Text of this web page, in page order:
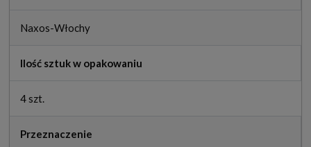
Naxos-Włochy
Ilość sztuk w opakowaniu
4 szt.
Przeznaczenie